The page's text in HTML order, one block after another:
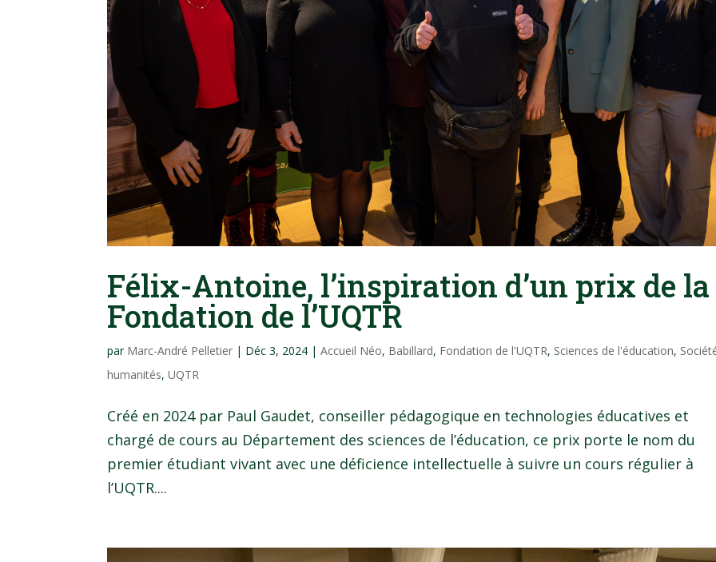
Félix-Antoine, l’inspiration d’un prix de la
Fondation de l’UQTR
par Marc-André Pelletier | Déc 3, 2024 |Accueil Néo, Babillard, Fondation de l'UQTR, Sciences de l'éducation,
humanités,UQTR
Créé en 2024 par Paul Gaudet, conseiller pédagogique en technologies éducatives et
chargé de cours au Département des sciences de l’éducation, ce prix porte le nom du
premier étudiant vivant avec une déficience intellectuelle à suivre un cours régulier à
l’UQTR....